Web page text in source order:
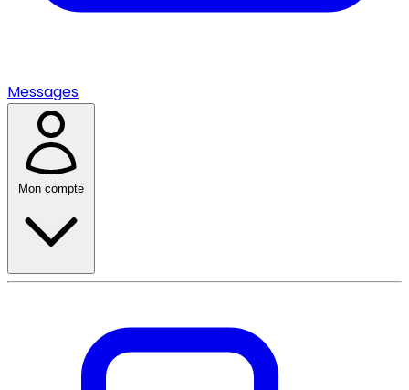
Messages
Mon compte